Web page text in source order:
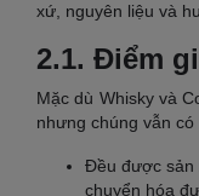
xứ, nguyên liệu và
2.1. Điểm
Mặc dù Whisky và
nhưng chúng vẫn
Đều được sản
chuyển hóa